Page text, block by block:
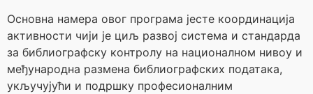
Основна намера овог програма јесте координација
активности чији је циљ развој система и стандарда
за библиографску контролу на националном нивоу и
међународна размена библиографских података,
укључујући и подршку професионалним